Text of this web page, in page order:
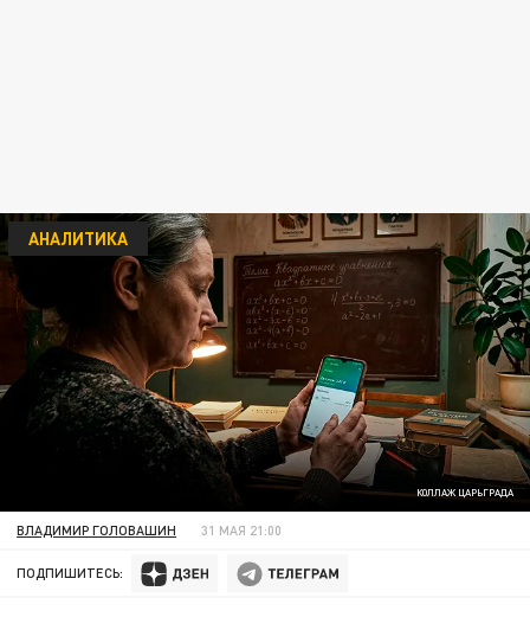
КОЛЛАЖ ЦАРЬГРАДА
АНАЛИТИКА
ВЛАДИМИР ГОЛОВАШИН 31 МАЯ 21:00
ПОДПИШИТЕСЬ: